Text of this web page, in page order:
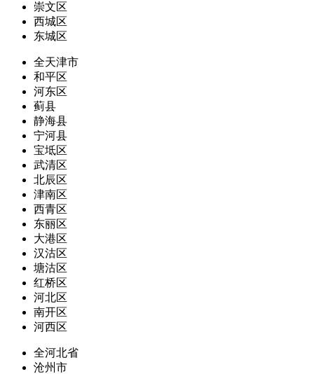
崇文区
西城区
东城区
全天津市
和平区
河东区
蓟县
静海县
宁河县
宝坻区
武清区
北辰区
津南区
西青区
东丽区
大港区
汉沽区
塘沽区
红桥区
河北区
南开区
河西区
全河北省
沧州市